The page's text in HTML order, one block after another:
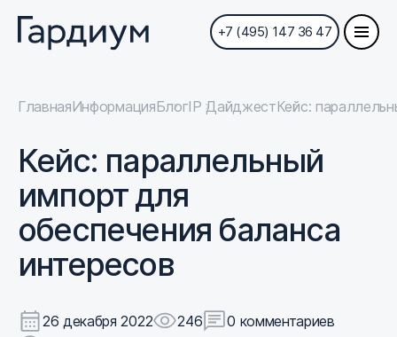
+7 (495) 147 36 47
ГлавнаяИнформацияБлогIP ДайджестКейс:
Кейс: параллельный
импорт для
обеспечения баланса
интересов
26 декабря 2022 246
0 комментариев